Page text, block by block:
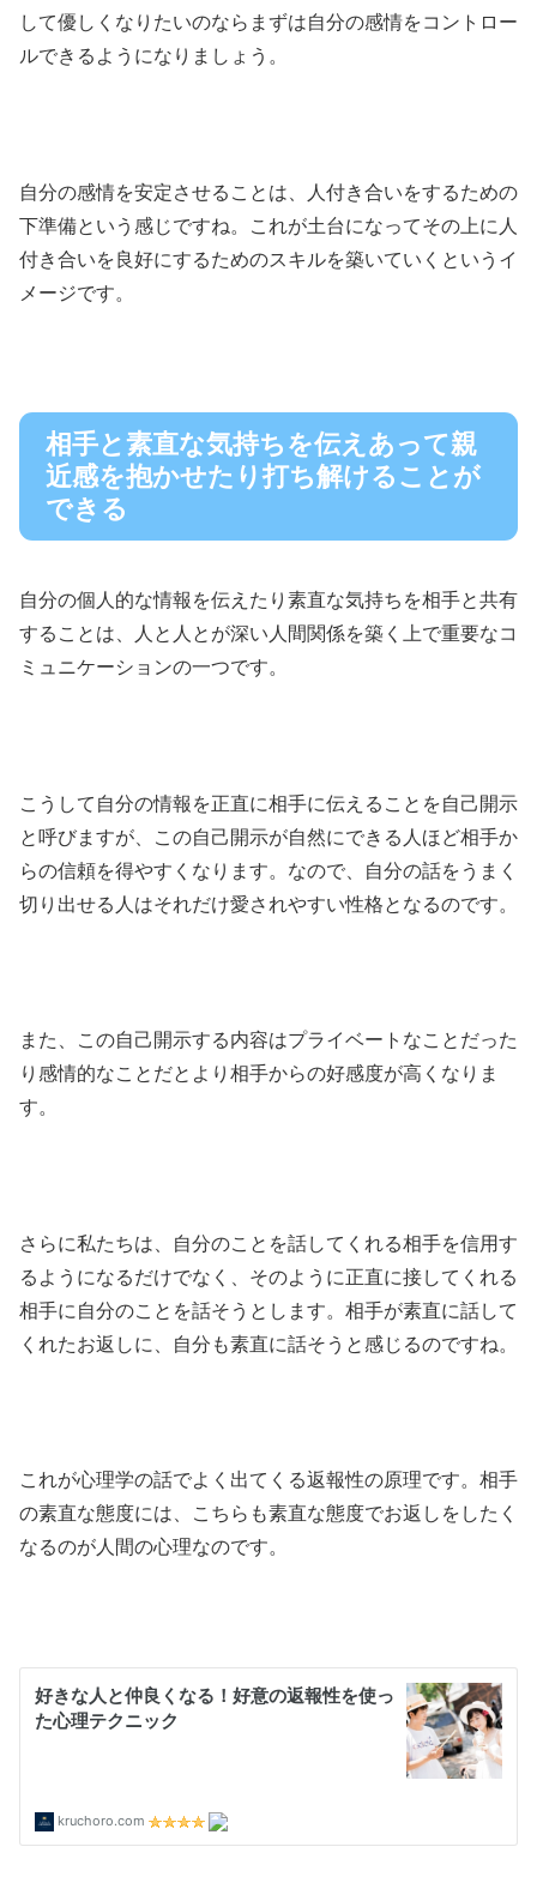
して優しくなりたいのならまずは自分の感情をコントロー
ルできるようになりましょう。
自分の感情を安定させることは、人付き合いをするための
下準備という感じですね。これが土台になってその上に人
付き合いを良好にするためのスキルを築いていくというイ
メージです。
相手と素直な気持ちを伝えあって親
近感を抱かせたり打ち解けることが
できる
自分の個人的な情報を伝えたり素直な気持ちを相手と共有
することは、人と人とが深い人間関係を築く上で重要なコ
ミュニケーションの一つです。
こうして自分の情報を正直に相手に伝えることを自己開示
と呼びますが、この自己開示が自然にできる人ほど相手か
らの信頼を得やすくなります。なので、自分の話をうまく
切り出せる人はそれだけ愛されやすい性格となるのです。
また、この自己開示する内容はプライベートなことだった
り感情的なことだとより相手からの好感度が高くなりま
す。
さらに私たちは、自分のことを話してくれる相手を信用す
るようになるだけでなく、そのように正直に接してくれる
相手に自分のことを話そうとします。相手が素直に話して
くれたお返しに、自分も素直に話そうと感じるのですね。
これが心理学の話でよく出てくる返報性の原理です。相手
の素直な態度には、こちらも素直な態度でお返しをしたく
なるのが人間の心理なのです。